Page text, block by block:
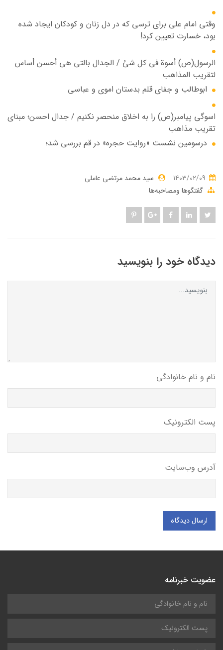
وقتی امام علی برای ترسی که در دل زنان و کودکان ایجاد شده
بود، خسارت تعیین کرد!
الرسول(ص) أسوة في کل شئ / الجدال بالتي هي أحسن أساس
لتقریب المذاهب
ابوطالب و جفای قلم بدستان اموی و عباسی
اسوگی پیامبر(ص) را به اخلاق منحصر نکنیم / جدال احسن؛ مبنای
تقریب مذاهب
درسومین نشست «روایت حجره» در قم بررسی شد؛
سید محمد مرتضی عاملی
گفتگوها ومصاحبه‌ها
دیدگاه خود را بنویسید
نام و نام خانوادگی
پست الکترونیک
آدرس وب‌سایت
ارسال دیدگاه
عضویت خبرنامه